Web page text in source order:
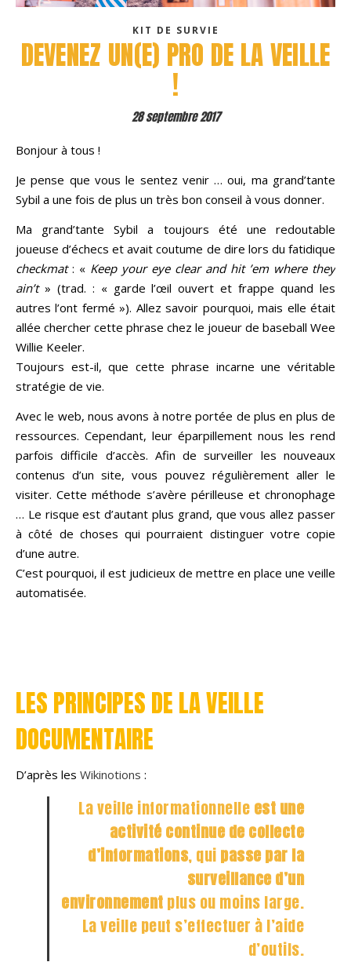
KIT DE SURVIE
DEVENEZ UN(E) PRO DE LA VEILLE
!
28 septembre 2017
Bonjour à tous !
Je pense que vous le sentez venir … oui, ma grand’tante
Sybil a une fois de plus un très bon conseil à vous donner.
Ma grand’tante Sybil a toujours été une redoutable
joueuse d’échecs et avait coutume de dire lors du fatidique
checkmat: « Keep your eye clear and hit ’em where they
ain’t» (trad. : « garde l’œil ouvert et frappe quand les
autres l’ont fermé »). Allez savoir pourquoi, mais elle était
allée chercher cette phrase chez le joueur de baseball Wee
Willie Keeler.
Toujours est-il, que cette phrase incarne une véritable
stratégie de vie.
Avec le web, nous avons à notre portée de plus en plus de
ressources. Cependant, leur éparpillement nous les rend
parfois difficile d’accès. Afin de surveiller les nouveaux
contenus d’un site, vous pouvez régulièrement aller le
visiter. Cette méthode s’avère périlleuse et chronophage
… Le risque est d’autant plus grand, que vous allez passer
à côté de choses qui pourraient distinguer votre copie
d’une autre.
C’est pourquoi, il est judicieux de mettre en place une veille
automatisée.
LES PRINCIPES DE LA VEILLE
DOCUMENTAIRE
D’après les Wikinotions :
La veille informationnelle est une
activité continue de collecte
d’informations, qui passe par la
surveillance d’un
environnement plus ou moins large.
La veille peut s’effectuer à l’aide
d’outils.